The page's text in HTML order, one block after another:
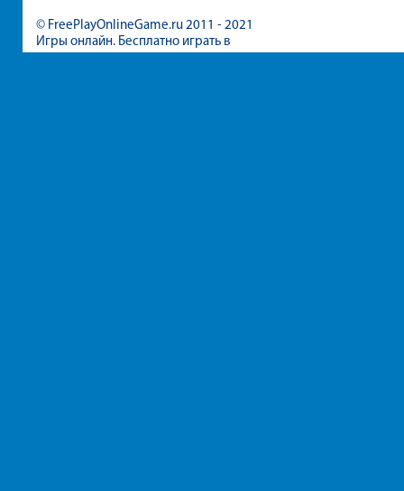
© FreePlayOnlineGame.ru 2011 - 2021
Игры онлайн. Бесплатно играть в
игры для девочек и мальчиков